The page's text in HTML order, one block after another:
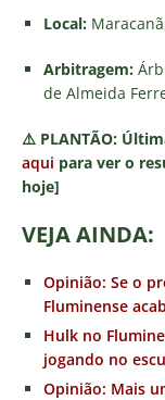
Local:
Arbitragem:
de Almeida
⚠️ PLANTÃO:
aqui para ver o
hoje]
VEJA AINDA:
Opinião: Se o
Fluminense
Hulk no
jogando no
Opinião: Mais